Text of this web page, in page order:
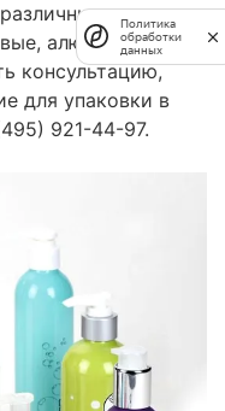
размеров
алюминиевые
консультацию,
для упаковки в
921-44-97.
Политика
обработки
данных